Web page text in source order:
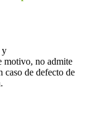
y
motivo, no admite
caso de defecto de